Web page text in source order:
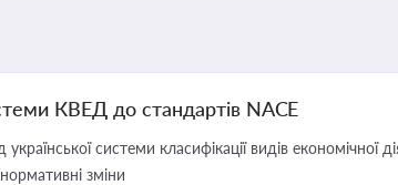
КВЕД до стандартів NACE
системи класифікації видів економічної
зміни